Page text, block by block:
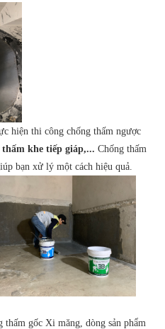
hiện thi công chống thấm ngược
khe tiếp giáp,... Chống thấm
bạn xử lý một cách hiệu quả.
gốc Xi măng, dòng sản phẩm